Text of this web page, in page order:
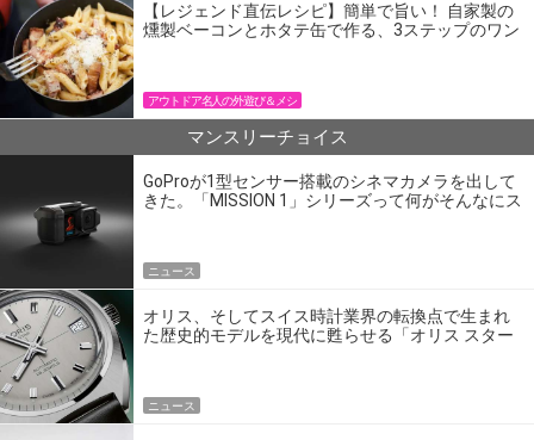
【レジェンド直伝レシピ】簡単で旨い！ 自家製の
燻製ベーコンとホタテ缶で作る、3ステップのワン
アウトドア名人の外遊び＆メシ
マンスリーチョイス
GoProが1型センサー搭載のシネマカメラを出して
きた。「MISSION 1」シリーズって何がそんなにス
ニュース
オリス、そしてスイス時計業界の転換点で生まれ
た歴史的モデルを現代に甦らせる「オリス スター
ニュース